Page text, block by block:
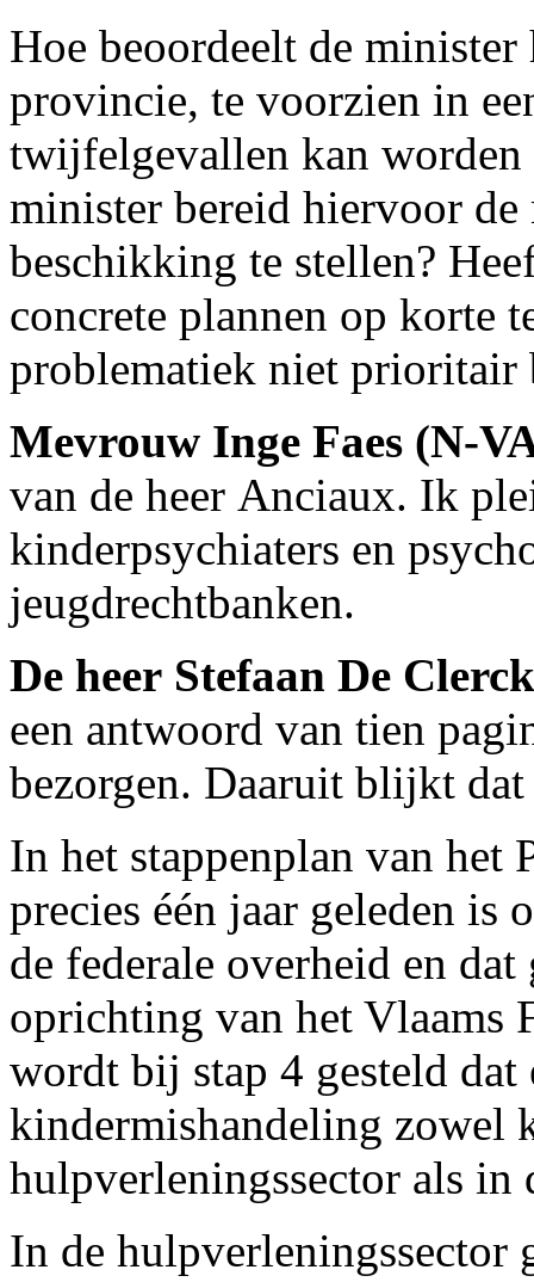
Hoe beoordeelt de
provincie, te voorzien in
twijfelgevallen kan worden
minister bereid hiervoor de
beschikking te stellen?
concrete plannen op korte
problematiek niet prioritair
Mevrouw Inge Faes (N-
van de heer Anciaux. Ik
kinderpsychiaters en
jeugdrechtbanken.
De heer Stefaan De Clerck
een antwoord van tien
bezorgen. Daaruit blijkt
In het stappenplan van
precies één jaar geleden is
de federale overheid en
oprichting van het Vlaams
wordt bij stap 4 gesteld dat
kindermishandeling zowel
hulpverleningssector als in
In de hulpverleningssector